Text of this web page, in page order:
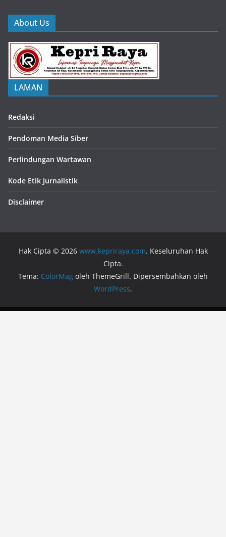
About Us
LAMAN
Redaksi
Pendoman Media Siber
Perlindungan Wartawan
Kode Etik Jurnalistik
Disclaimer
Hak Cipta © 2026 www.kepriraya.com. Keseluruhan Hak
Cipta.
Tema: ColorMag oleh ThemeGrill. Dipersembahkan oleh
WordPress.